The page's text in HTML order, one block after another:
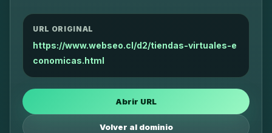
URL ORIGINAL
https://www.webseo.cl/d2/tiendas-virtuales-e
conomicas.html
Abrir URL
Volver al dominio